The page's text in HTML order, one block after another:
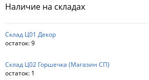
Наличие на складах
Склад Ц01 Декор
остаток:9
Склад Ц02 Горшечка (Магазин СП)
остаток: 1